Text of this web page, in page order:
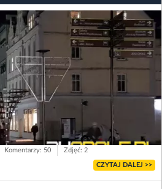
Komentarzy: 50 Zdjęć: 2
CZYTAJ DALEJ >>